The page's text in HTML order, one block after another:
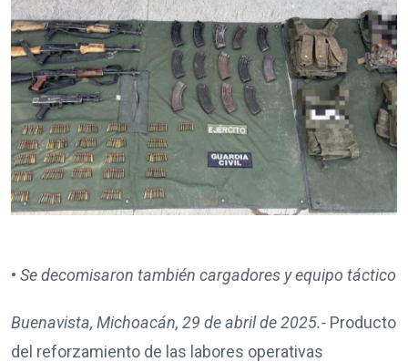
• Se decomisaron también cargadores y equipo táctico
Buenavista, Michoacán, 29 de abril de 2025.- Producto
del reforzamiento de las labores operativas